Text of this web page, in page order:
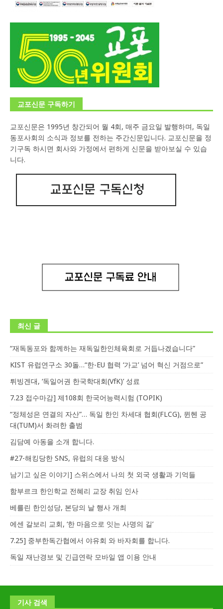
교포신문 구독하기
교포신문은 1995년 창간되어 월 4회, 매주 금요일 발행하며, 독일
동포사회의 소식과 정보를 전하는 주간신문입니다. 교포신문을 정
기구독 하시면 회사와 가정에서 편하게 신문을 받아보실 수 있습
니다.
최신 글
“재독동포와 함께하는 재독일한인체육회로 거듭나겠습니다”
KIST 유럽연구소 30돌…“한-EU 협력 ‘가교’ 넘어 혁신 거점으로”
튀빙겐대, ‘독일어권 한국학대회(VfK)’ 성료
7.23 접수마감] 제108회 한국어능력시험 (TOPIK)
“정체성은 연결의 자산”… 독일 한인 차세대 협회(FLCG), 뮌헨 공
대(TUM)서 화려한 출범
김담예 아동을 소개 합니다.
#27-해킹당한 SNS, 유럽의 대응 방식
남기고 싶은 이야기] 스위스에서 나의 첫 외국 생활과 기억들
함부르크 한인학교 전혜리 교장 취임 인사
베를린 한인성당, 본당의 날 행사 개최
에센 갈보리 교회, ‘한 마음으로 잇는 사명의 길’
7.25] 중부한독간협에서 야유회 와 바자회를 합니다.
독일 재난경보 및 긴급연락 모바일 앱 이용 안내
기사 검색